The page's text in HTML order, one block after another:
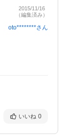
2015/11/16
（編集済み）
oto********さん
いいね 0